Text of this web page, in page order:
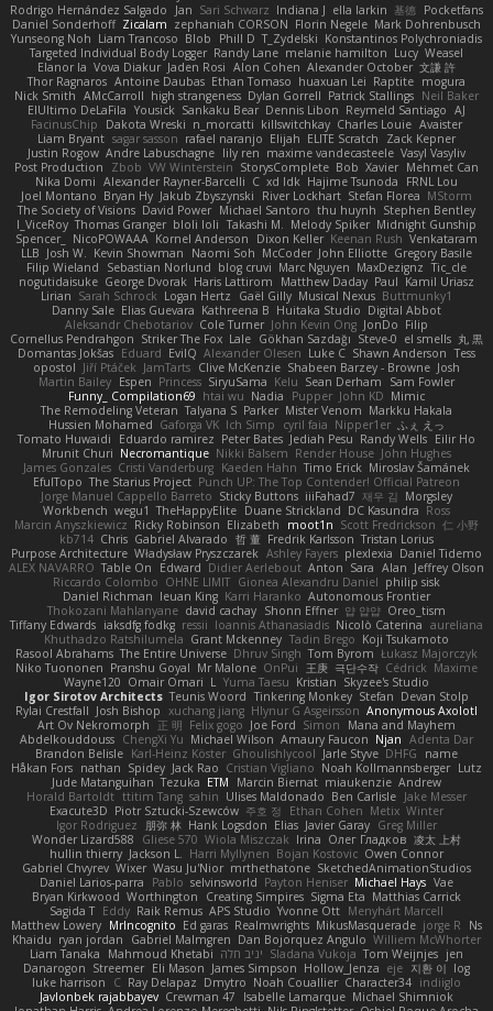
Rodrigo Hernández Salgado
Jan Sari Schwarz Indiana J ella larkin 基德 Pocketfans
Daniel Sonderhoff Zicalam zephaniah CORSON Florin Negele Mark Dohrenbusch
Yunseong Noh Liam Trancoso Blob Phill D T_Zydelski Konstantinos Polychroniadis
Targeted Individual Body Logger Randy Lane melanie hamilton Lucy Weasel
Elanor la Vova Diakur Jaden Rosi Alon Cohen Alexander October 文謙 許
Thor Ragnaros Antoine Daubas Ethan Tomaso huaxuan Lei Raptite mogura
Nick Smith AMcCarroll high strangeness Dylan Gorrell Patrick Stallings Neil Baker
ElUltimo DeLaFila Yousick Sankaku Bear Dennis Libon Reymeld Santiago AJ
FacinusChip
Dakota Wreski n_morcatti killswitchkay Charles Louie Avaister
Liam Bryant sagar sasson rafael naranjo Elijah ELITE Scratch
Zack Kepner
Justin Rogow Andre Labuschagne lily ren maxime vandecasteele Vasyl Vasyliv
Post Production
Zbob VW Winterstein StorysComplete Bob Xavier Mehmet Can
Nika Domi Alexander Rayner-Barcelli C xd Idk Hajime Tsunoda
FRNL Lou
Joel Montano Bryan Hy Jakub Zbyszynski River Lockhart Stefan Florea MStorm
The Society of Visions David Power Michael Santoro thu huynh Stephen Bentley
I_ViceRoy Thomas Granger bloli loli Takashi M. Melody Spiker Midnight Gunship
Spencer_
NicoPOWAAA Kornel Anderson Dixon Keller Keenan Rush Venkataram
LLB Josh W. Kevin Showman Naomi Soh McCoder John Elliotte Gregory Basile
Filip Wieland
Sebastian Norlund blog cruvi Marc Nguyen MaxDezignz Tic_cle
nogutidaisuke George Dvorak Haris Lattirom Matthew Daday Paul Kamil Uriasz
Lirian Sarah Schrock Logan Hertz Gaël Gilly Musical Nexus Buttmunky1
Danny Sale Elias Guevara Kathreena B Huitaka Studio Digital Abbot
Aleksandr Chebotariov Cole Turner John Kevin Ong JonDo Filip
Cornellus Pendrahgon Striker The Fox Lale Gökhan Sazdağı Steve-0 el smells 丸 黒
Domantas Jokšas Eduard EvilQ Alexander Olesen Luke C Shawn Anderson Tess
opostol Jiří Ptáček JamTarts Clive McKenzie Shabeen Barzey - Browne Josh
Martin Bailey Espen Princess SiryuSama Kelu Sean Derham
Sam Fowler
Funny_ Compilation69 htai wu Nadia Pupper John KD Mimic
The Remodeling Veteran Talyana S Parker Mister Venom Markku Hakala
Hussien Mohamed Gaforga VK Ich Simp cyril faia Nipper1er ふぇ えっ
Tomato Huwaidi
Eduardo ramirez Peter Bates Jediah Pesu Randy Wells Eilir Ho
Mrunit Churi Necromantique Nikki Balsem Render House John Hughes
James Gonzales Cristi Vanderburg Kaeden Hahn Timo Erick Miroslav Šamánek
EfulTopo The Starius Project Punch UP: The Top Contender! Official Patreon
Jorge Manuel Cappello Barreto Sticky Buttons iiiFahad7 재우 김 Morgsley
Workbench wegu1 TheHappyElite Duane Strickland DC Kasundra Ross
Marcin Anyszkiewicz Ricky Robinson Elizabeth moot1n Scott Fredrickson 仁 小野
kb714 Chris Gabriel Alvarado 哲 董 Fredrik Karlsson Tristan Lorius
Purpose Architecture Władysław Pryszczarek Ashley Fayers plexlexia Daniel Tidemo
ALEX NAVARRO Table On Edward Didier Aerlebout Anton Sara Alan Jeffrey Olson
Riccardo Colombo OHNE LIMIT Gionea Alexandru Daniel philip sisk
Daniel Richman Ieuan King Karri Haranko Autonomous Frontier
Thokozani Mahlanyane david cachay Shonn Effner 얍 얍얍 Oreo_tism
Tiffany Edwards iaksdfg fodkg ressii Ioannis Athanasiadis Nicolò Caterina aureliana
Khuthadzo Ratshilumela Grant Mckenney Tadin Brego Koji Tsukamoto
Rasool Abrahams The Entire Universe Dhruv Singh Tom Byrom Łukasz Majorczyk
Niko Tuononen Pranshu Goyal Mr Malone OnPui 王庚 극단수작 Cédrick Maxime
Wayne120 Omair Omari L Yuma Taesu Kristian Skyzee's Studio
Igor Sirotov Architects Teunis Woord Tinkering Monkey Stefan Devan Stolp
Rylai Crestfall Josh Bishop xuchang jiang Hlynur G Asgeirsson Anonymous Axolotl
Art Ov Nekromorph
正 明 Felix gogo Joe Ford Simon
Mana and Mayhem
Abdelkouddouss ChengXi Yu Michael Wilson Amaury Faucon Njan Adenta Dar
Brandon Belisle Karl-Heinz Köster Ghoulishlycool Jarle Styve DHFG
name
Håkan Fors nathan Spidey Jack Rao Cristian Vigliano Noah Kollmannsberger Lutz
Jude Matanguihan Tezuka ETM Marcin Biernat miaukenzie Andrew
Horald Bartoldt ttitim Tang sahin Ulises Maldonado Ben Carlisle Jake Messer
Exacute3D Piotr Sztucki-Szewców 주호 정 Ethan Cohen Metix Winter
Igor Rodriguez
朋弥 林 Hank Logsdon Elias Javier Garay Greg Miller
Wonder Lizard588
Gliese 570 Wiola Miszczak Irina Олег Гладков 凌太 上村
hullin thierry Jackson L. Harri Myllynen Bojan Kostovic Owen Connor
Gabriel Chvyrev Wixer Wasu Ju'Nior mrthethatone SketchedAnimationStudios
Daniel Larios-parra
Pablo selvinsworld Payton Heniser Michael Hays Vae
Bryan Kirkwood Worthington Creating Simpires Sigma Eta Matthias Carrick
Sagida T Eddy Raik Remus APS Studio Yvonne Ott Menyhárt Marcell
Matthew Lowery MrIncognito Ed garas Realmwrights MikusMasquerade jorge R
Ns
Khaidu ryan jordan Gabriel Malmgren Dan Bojorquez Angulo Williem McWhorter
Liam Tanaka
Mahmoud Khetabi יניב חלה Sladana Vukoja Tom Weijnjes jen
Danarogon Streemer Eli Mason James Simpson Hollow_Jenza eje 지환 이 log
luke harrison
C Ray Delapaz Dmytro Noah Couallier Character34 indiiglo
Javlonbek rajabbayev Crewman 47 Isabelle Lamarque Michael Shimniok